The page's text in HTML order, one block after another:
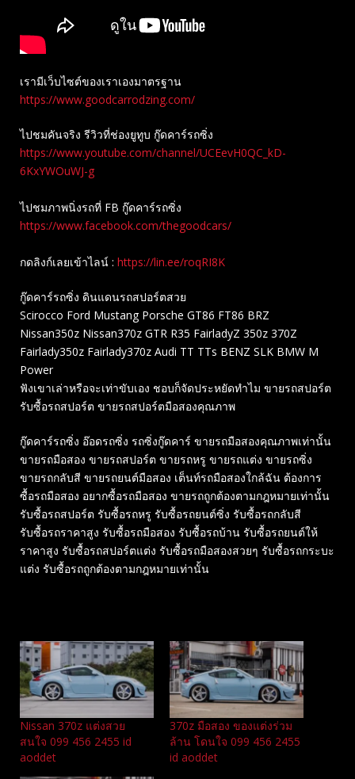
เรามีเว็บไซต์ของเราเองมาตรฐาน
https://www.goodcarrodzing.com/
ไปชมคันจริง รีวิวที่ช่องยู​ทูบ​ กู๊ดคาร์รถซิ่ง
https://www.youtube.com/channel/UCEevH0QC_kD-
6KxYWOuWJ-g
ไปชมภาพนิ่งรถที่ FB กู๊ดคาร์รถซิ่ง
https://www.facebook.com/thegoodcars/
กดลิงก์เลยเข้าไลน์ : https://lin.ee/roqRI8K
กู๊ดคาร์รถซิ่ง ดินแดนรถสปอร์ตสวย
Scirocco Ford Mustang Porsche GT86 FT86 BRZ
Nissan350z Nissan370z GTR R35 FairladyZ 350z 370Z
Fairlady350z Fairlady370z Audi TT TTs BENZ SLK BMW M
Power
ฟังเขาเล่าหรือจะเท่าขับเอง ชอบก็จัดประหยัดทำไม ขายรถสปอร์ต
รับซื้อรถสปอร์ต ขายรถสปอร์ตมือสองคุณภาพ
กู๊ดคาร์รถซิ่ง อ๊อดรถซิ่ง รถซิ่งกู๊ดคาร์ ขายรถมือสองคุณภาพเท่านั้น
ขายรถมือสอง ขายรถสปอร์ต ขายรถหรู ขายรถแต่ง ขายรถซิ่ง
ขายรถกลับสี ขายรถยนต์มือสอง เต็นท์รถมือสองใกล้ฉัน ต้องการ
ซื้อรถมือสอง อยากซื้อรถมือสอง ขายรถถูกต้องตามกฎหมายเท่านั้น
รับซื้อรถสปอร์ต รับซื้อรถหรู รับซื้อรถยนต์ซิ่ง รับซื้อรถกลับสี
รับซื้อรถราคาสูง รับซื้อรถมือสอง รับซื้อรถบ้าน รับซื้อรถยนต์ให้
ราคาสูง รับซื้อรถสปอร์ตแต่ง รับซื้อรถมือสองสวยๆ รับซื้อรถกระบะ
แต่ง รับซื้อรถถูกต้องตามกฎหมายเท่านั้น
Nissan 370z แต่งสวย
สนใจ 099 456 2455 id
aoddet
370z มือสอง ของแต่งร่วม
ล้าน โดนใจ 099 456 2455
id aoddet